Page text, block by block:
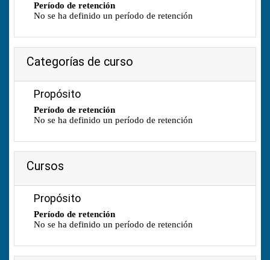
Período de retención
No se ha definido un período de retención
Categorías de curso
Propósito
Período de retención
No se ha definido un período de retención
Cursos
Propósito
Período de retención
No se ha definido un período de retención